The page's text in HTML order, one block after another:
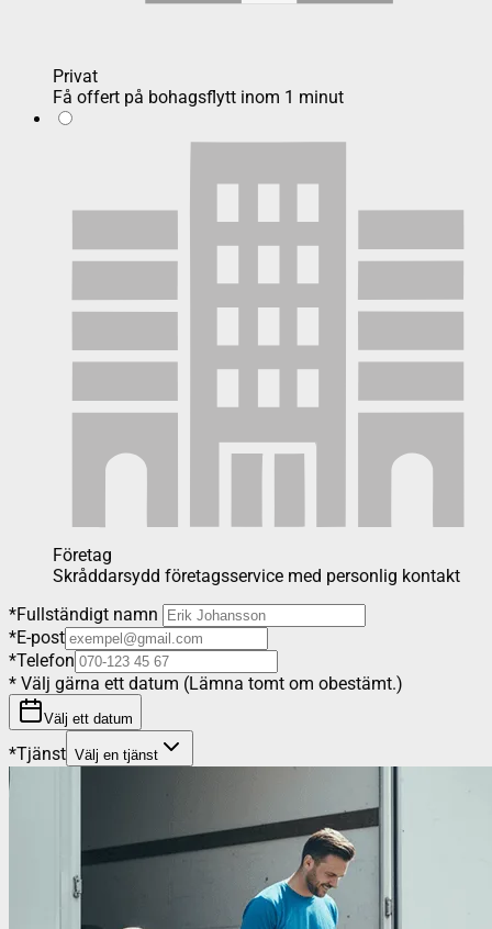
Privat
Få offert på bohagsflytt inom 1 minut
Företag
Skråddarsydd företagsservice med personlig kontakt
*Fullständigt namn
*E-post
*Telefon
* Välj gärna ett datum (Lämna tomt om obestämt.)
Välj ett datum
*Tjänst Välj en tjänst